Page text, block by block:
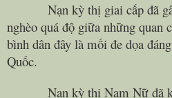
Nạn kỳ thị giai cấp đã gây
nghèo quá độ giữa những quan
bình dân đây là mối đe dọa
Quốc.
Nạn kỳ thị Nam Nữ đã